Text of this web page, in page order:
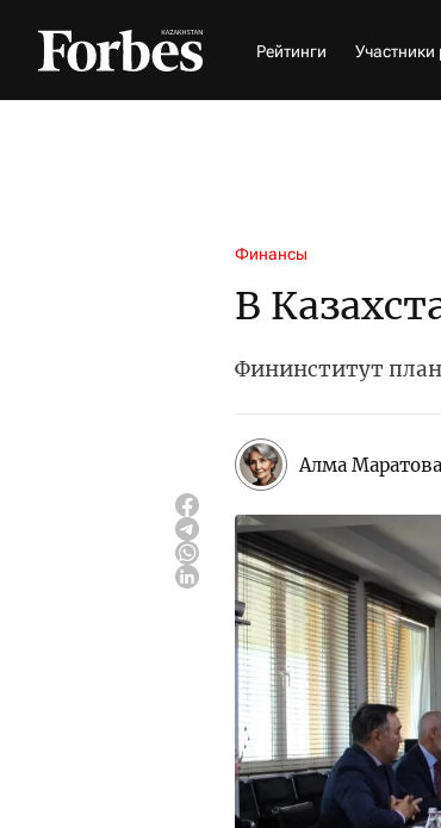
Рейтинги Участники
Финансы
В
Фининститут
Алма Маратова